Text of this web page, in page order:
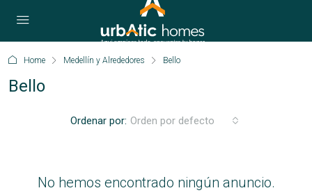
Home Medellín y Alrededores Bello
Bello
Ordenar por: Orden por defecto
No hemos encontrado ningún anuncio.